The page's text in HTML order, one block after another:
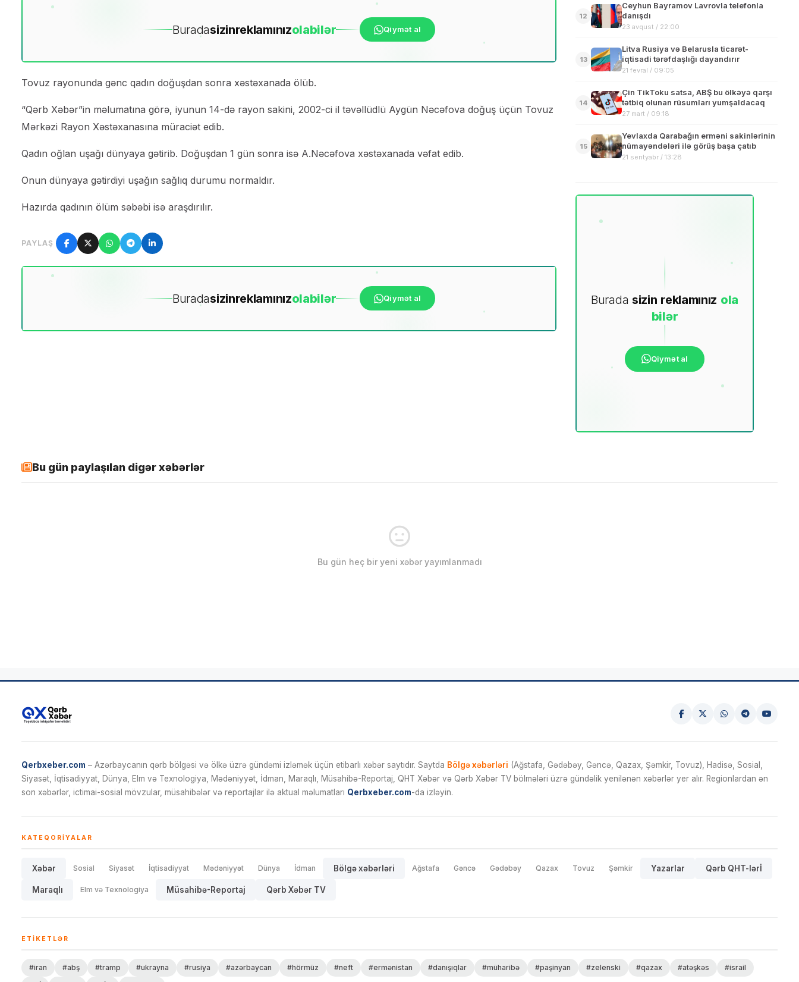
Buradasizinreklamınızolabilər Qiymət al
Tovuz rayonunda gənc qadın doğuşdan sonra xəstəxanada ölüb.
“Qərb Xəbər”in məlumatına görə, iyunun 14-də rayon sakini, 2002-ci il təvəllüdlü Aygün Nəcəfova doğuş üçün Tovuz
Mərkəzi Rayon Xəstəxanasına müraciət edib.
Qadın oğlan uşağı dünyaya gətirib. Doğuşdan 1 gün sonra isə A.Nəcəfova xəstəxanada vəfat edib.
Onun dünyaya gətirdiyi uşağın sağlıq durumu normaldır.
Hazırda qadının ölüm səbəbi isə araşdırılır.
PAYLAŞ
Buradasizinreklamınızolabilər Qiymət al
12
Ceyhun Bayramov Lavrovla telefonla
danışdı
23 avqust / 22:00
13
Litva Rusiya və Belarusla ticarət-
iqtisadi tərəfdaşlığı dayandırır
21 fevral / 09:05
14
Çin TikToku satsa, ABŞ bu ölkəyə qarşı
tətbiq olunan rüsumları yumşaldacaq
27 mart / 09:18
15
Yevlaxda Qarabağın erməni sakinlərinin
nümayəndələri ilə görüş başa çatıb
21 sentyabr / 13:28
Burada sizin reklamınız ola
bilər
Qiymət al
Bu gün paylaşılan digər xəbərlər
Bu gün heç bir yeni xəbər yayımlanmadı
Qerbxeber.com – Azərbaycanın qərb bölgəsi və ölkə üzrə gündəmi izləmək üçün etibarlı xəbər saytıdır. Saytda Bölgə xəbərləri (Ağstafa, Gədəbəy, Gəncə, Qazax, Şəmkir, Tovuz), Hadisə, Sosial,
Siyasət, İqtisadiyyat, Dünya, Elm və Texnologiya, Mədəniyyət, İdman, Maraqlı, Müsahibə-Reportaj, QHT Xəbər və Qərb Xəbər TV bölmələri üzrə gündəlik yenilənən xəbərlər yer alır. Regionlardan ən
son xəbərlər, ictimai-sosial mövzular, müsahibələr və reportajlar ilə aktual məlumatları Qerbxeber.com-da izləyin.
KATEQORIYALAR
Xəbər Sosial Siyasət İqtisadiyyat Mədəniyyət Dünya İdman Bölgə xəbərləri Ağstafa Gəncə Gədəbəy Qazax Tovuz Şəmkir Yazarlar Qərb QHT-lərİ
Maraqlı Elm və Texnologiya Müsahibə-Reportaj Qərb Xəbər TV
ETIKETLƏR
#iran #abş #tramp #ukrayna #rusiya #azərbaycan #hörmüz #neft #ermənistan #danışıqlar #müharibə #paşinyan #zelenski #qazax #atəşkəs
#israil